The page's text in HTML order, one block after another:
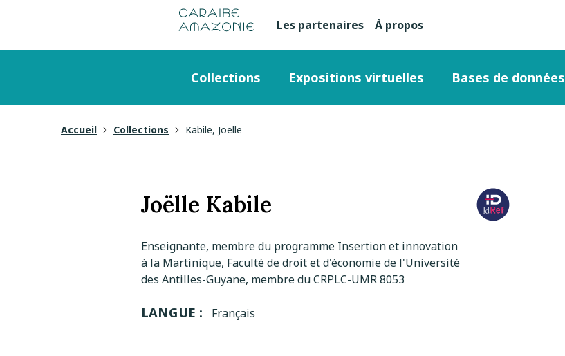
Menu
secondaire
en
Les partenaires À propos
Collections Expositions virtuelles Bases de données
Vous
Accueil Collections Kabile, Joëlle
Joëlle Kabile
Enseignante, membre du programme Insertion et innovation
à la Martinique, Faculté de droit et d'économie de l'Université
des Antilles-Guyane, membre du CRPLC-UMR 8053
LANGUE : Français